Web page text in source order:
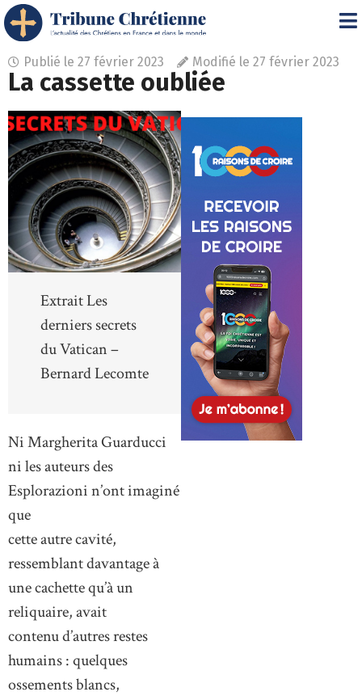
Publié le 27 février 2023 Modifié le 27 février 2023
La cassette oubliée
Extrait Les
derniers secrets
du Vatican –
Bernard Lecomte
Ni Margherita Guarducci
ni les auteurs des
Esplorazioni n’ont imaginé
que
cette autre cavité,
ressemblant davantage à
une cachette qu’à un
reliquaire, avait
contenu d’autres restes
humains : quelques
ossements blancs,